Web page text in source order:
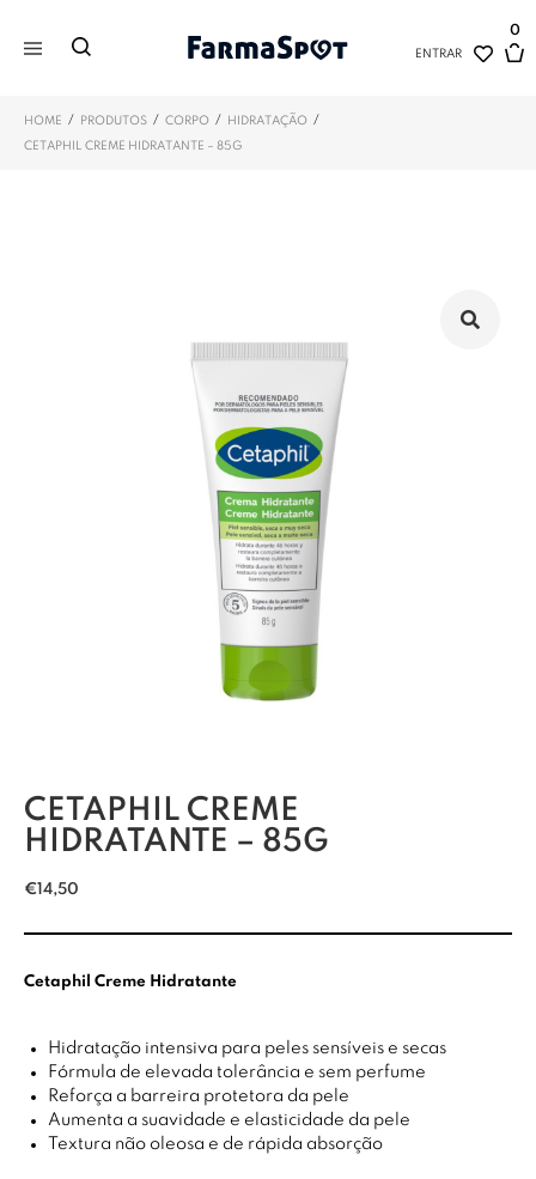
ENTRAR
0
HOME / PRODUTOS / CORPO / HIDRATAÇÃO /
CETAPHIL CREME HIDRATANTE – 85G
CETAPHIL CREME
HIDRATANTE – 85G
€14,50
Cetaphil Creme Hidratante
Hidratação intensiva para peles sensíveis e secas
Fórmula de elevada tolerância e sem perfume
Reforça a barreira protetora da pele
Aumenta a suavidade e elasticidade da pele
Textura não oleosa e de rápida absorção